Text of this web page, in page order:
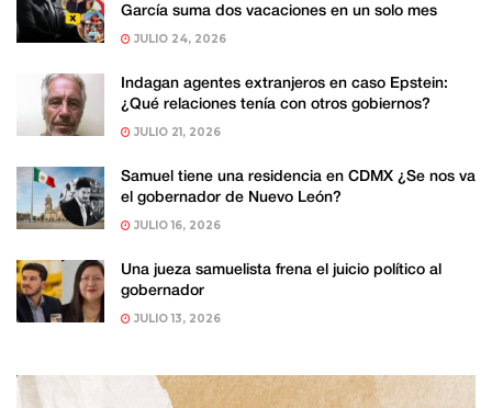
García suma dos vacaciones en un solo mes
JULIO 24, 2026
Indagan agentes extranjeros en caso Epstein:
¿Qué relaciones tenía con otros gobiernos?
JULIO 21, 2026
Samuel tiene una residencia en CDMX ¿Se nos va
el gobernador de Nuevo León?
JULIO 16, 2026
Una jueza samuelista frena el juicio político al
gobernador
JULIO 13, 2026